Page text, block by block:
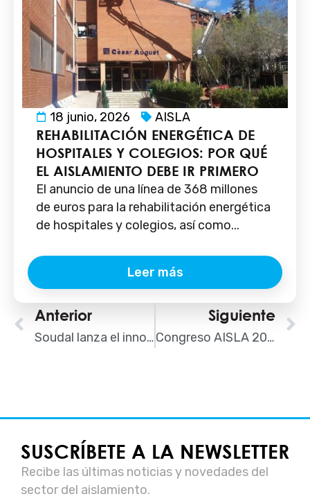
18 junio, 2026 AISLA
REHABILITACIÓN ENERGÉTICA DE
HOSPITALES Y COLEGIOS: POR QUÉ
EL AISLAMIENTO DEBE IR PRIMERO
El anuncio de una línea de 368 millones
de euros para la rehabilitación energética
de hospitales y colegios, así como...
Leer más
Ant
Anterior
Soudal lanza el innovador sistema Click&Spray para el pegado de materiales aislantes
Siguiente
Congreso AISLA 2025: el evento del año del sector de la instalación ya tiene fecha
SUSCRÍBETE A LA NEWSLETTER
Recibe las últimas noticias y novedades del
sector del aislamiento.